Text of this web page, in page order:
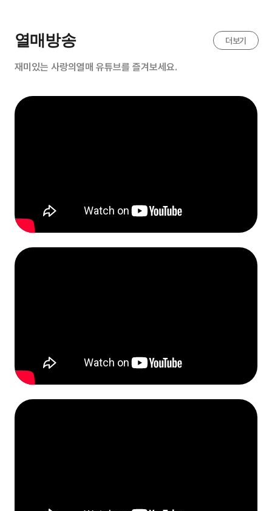
열매방송
재미있는 사랑의열매 유튜브를 즐겨보세요.
더보기